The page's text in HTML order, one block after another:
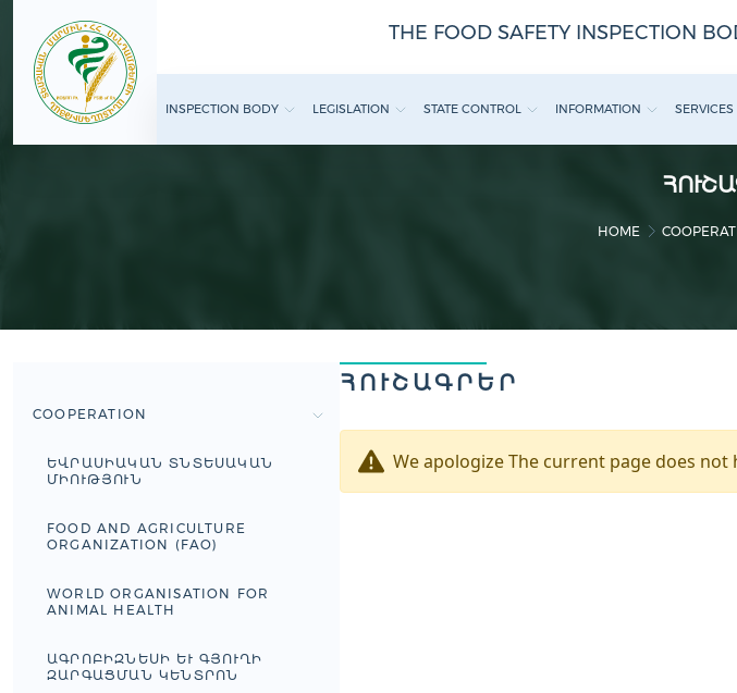
THE FOOD SAFETY INSPECTION
INSPECTION BODY LEGISLATION STATE CONTROL INFORMATION SERVICES
HOME
COOPERATION
ԵՎՐԱՍԻԱԿԱՆ ՏՆՏԵՍԱԿԱՆ
ՄԻՈՒԹՅՈՒՆ
FOOD AND AGRICULTURE
ORGANIZATION (FAO)
WORLD ORGANISATION FOR
ANIMAL HEALTH
ԱԳՐՈԲԻԶՆԵՍԻ ԵՒ ԳՅՈՒՂԻ Զ
ԱՐԳԱՑՄԱՆ ԿԵՆՏՐՈՆ
ՀՈՒՇԱԳՐԵՐ
We apologize The current page does not